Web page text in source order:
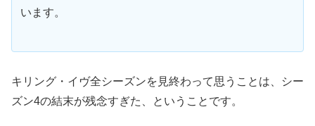
います。
キリング・イヴ全シーズンを見終わって思うことは、シー
ズン4の結末が残念すぎた、ということです。